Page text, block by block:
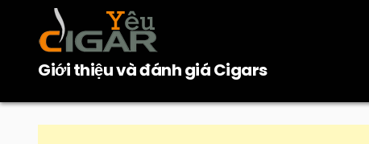
content
Giới thiệu và đánh giá Cigars